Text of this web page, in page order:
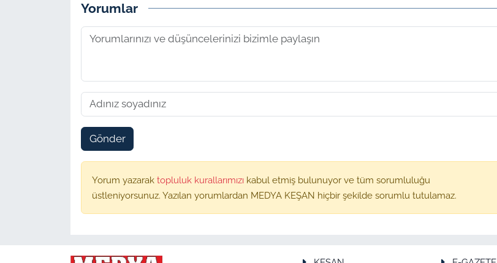
Yorumlar
Gönder
Yorum yazarak topluluk kurallarımızı kabul etmiş bulunuyor ve tüm sorumluluğu
üstleniyorsunuz. Yazılan yorumlardan MEDYA KEŞAN hiçbir şekilde sorumlu tutulamaz.